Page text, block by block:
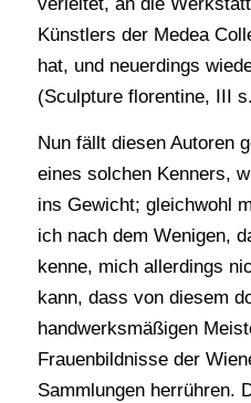
Künstlers der Medea
hat, und neuerdings
(Sculpture florentine, III
Nun fällt diesen Autoren
eines solchen Kenners,
ins Gewicht; gleichwohl
ich nach dem Wenigen,
kenne, mich allerdings
kann, dass von diesem
handwerksmäßigen
Frauenbildnisse der
Sammlungen herrühren.